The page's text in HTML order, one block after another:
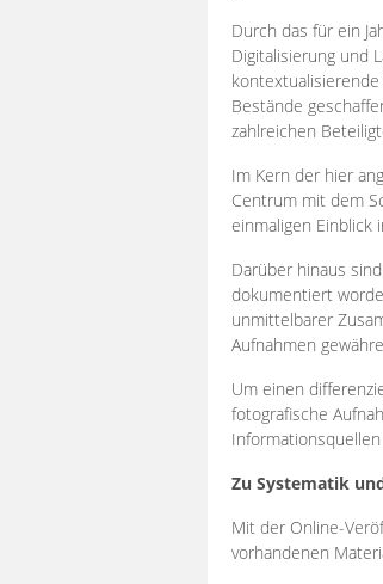
Durch das für ein
Digitalisierung und
Bestände
zahlreichen
Im Kern der hier
Centrum mit dem
einmaligen
Darüber hinaus
dokumentiert
unmittelbarer
Aufnahmen
Um einen
fotografische
Zu Systematik
Mit der Online-
vorhandenen